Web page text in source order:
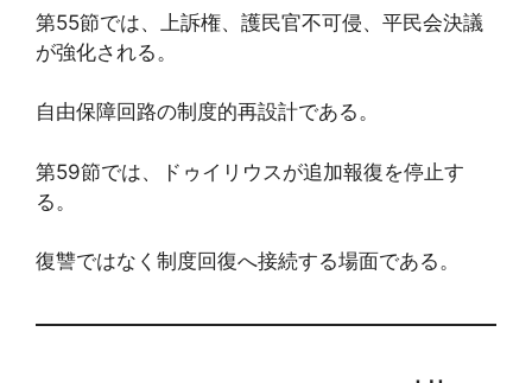
第55節では、上訴権、護民官不可侵、平民会決議
が強化される。
自由保障回路の制度的再設計である。
第59節では、ドゥイリウスが追加報復を停止す
る。
復讐ではなく制度回復へ接続する場面である。